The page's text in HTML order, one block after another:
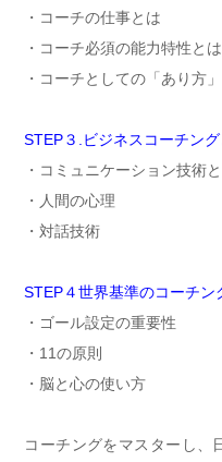
・コーチの仕事とは
・コーチ必須の能力特性とは
・コーチとしての「あり方
STEP３.ビジネスコーチン
・コミュニケーション技術
・人間の心理
・対話技術
STEP４世界基準のコーチン
・ゴール設定の重要性
・11の原則
・脳と心の使い方
コーチングをマスターし、